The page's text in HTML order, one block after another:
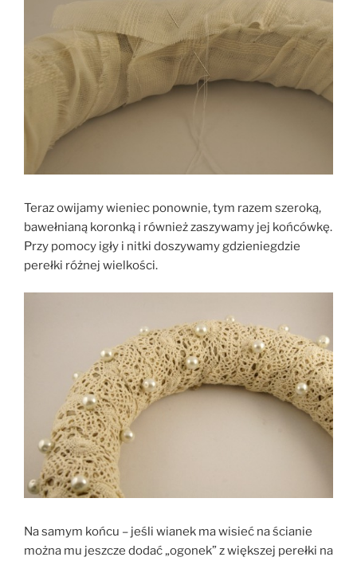
Teraz owijamy wieniec ponownie, tym razem szeroką,
bawełnianą koronką i również zaszywamy jej końcówkę.
Przy pomocy igły i nitki doszywamy gdzieniegdzie
perełki różnej wielkości.
Na samym końcu – jeśli wianek ma wisieć na ścianie
można mu jeszcze dodać „ogonek” z większej perełki na